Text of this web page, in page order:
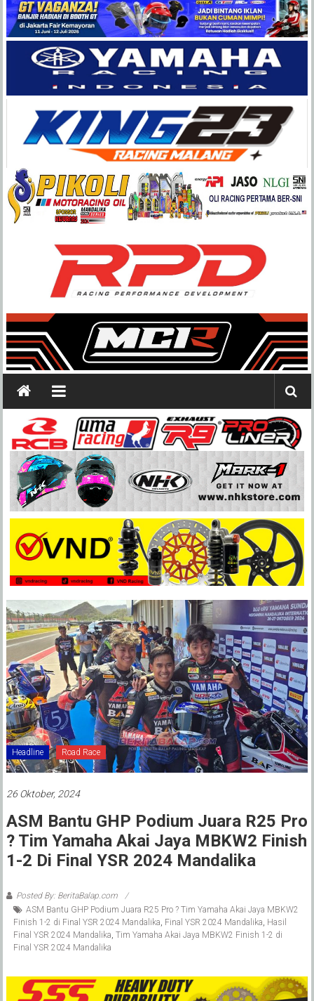
Balap
Paling
Lengkap
Headline Road Race
26 Oktober, 2024
ASM Bantu GHP Podium Juara R25 Pro
? Tim Yamaha Akai Jaya MBKW2 Finish
1-2 Di Final YSR 2024 Mandalika
Posted By: BeritaBalap.com
ASM Bantu GHP Podium Juara R25 Pro ? Tim Yamaha Akai Jaya MBKW2
Finish 1-2 di Final YSR 2024 Mandalika, Final YSR 2024 Mandalika, Hasil
Final YSR 2024 Mandalika, Tim Yamaha Akai Jaya MBKW2 Finish 1-2 di
Final YSR 2024 Mandalika